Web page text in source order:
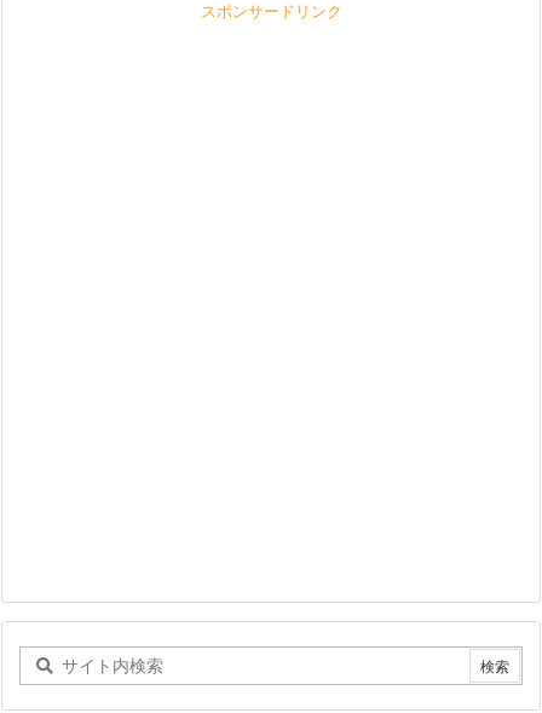
スポンサードリンク